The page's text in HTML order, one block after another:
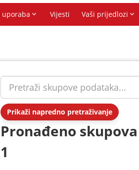
Prikaži napredno pretraživanje
Pronađeno
1